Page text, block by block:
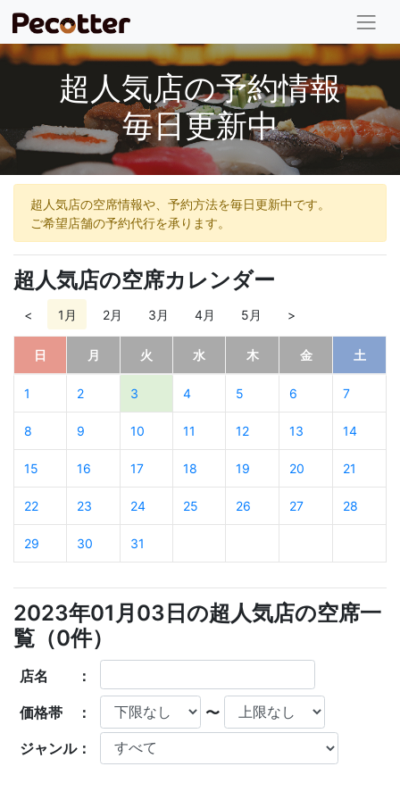
超人気店の予約情報
毎日更新中
超人気店の空席情報や、予約方法を毎日更新中です。
ご希望店舗の予約代行を承ります。
超人気店の空席カレンダー
< 1月 2月 3月 4月 5月 >
日 月 火 水 木 金 土
1 2 3 4 5 6 7
8 9 10 11 12 13 14
15 16 17 18 19 20 21
22 23 24 25 26 27 28
29 30 31
2023年01月03日の超人気店の空席一
覧（0件）
店名 ：
価格帯 ： 〜
ジャンル：